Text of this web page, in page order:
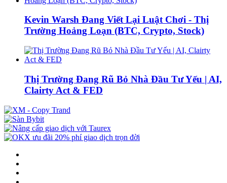
Kevin Warsh Đang Viết Lại Luật Chơi - Thị
Trường Hoảng Loạn (BTC, Crypto, Stock)
Thị Trường Đang Rũ Bỏ Nhà Đầu Tư Yếu | AI,
Clairty Act & FED